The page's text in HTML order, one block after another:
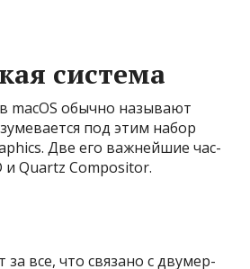
система
macOS обыч­но называ­ют
под этим набор
Две его важ­ней­шие час­
Quartz Compositor.
за все, что свя­зано с дву­мер­